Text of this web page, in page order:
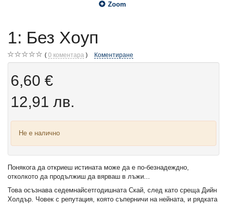
Zoom
1: Без Хоуп
0 коментара Коментиране
6,60 €
12,91 лв.
Не е налично
Понякога да откриеш истината може да е по-безнадеждно,
отколкото да продължиш да вярваш в лъжи...
Това осъзнава седемнайсетгодишната Скай, след като среща Дийн
Холдър. Човек с репутация, която съперничи на нейната, и рядката